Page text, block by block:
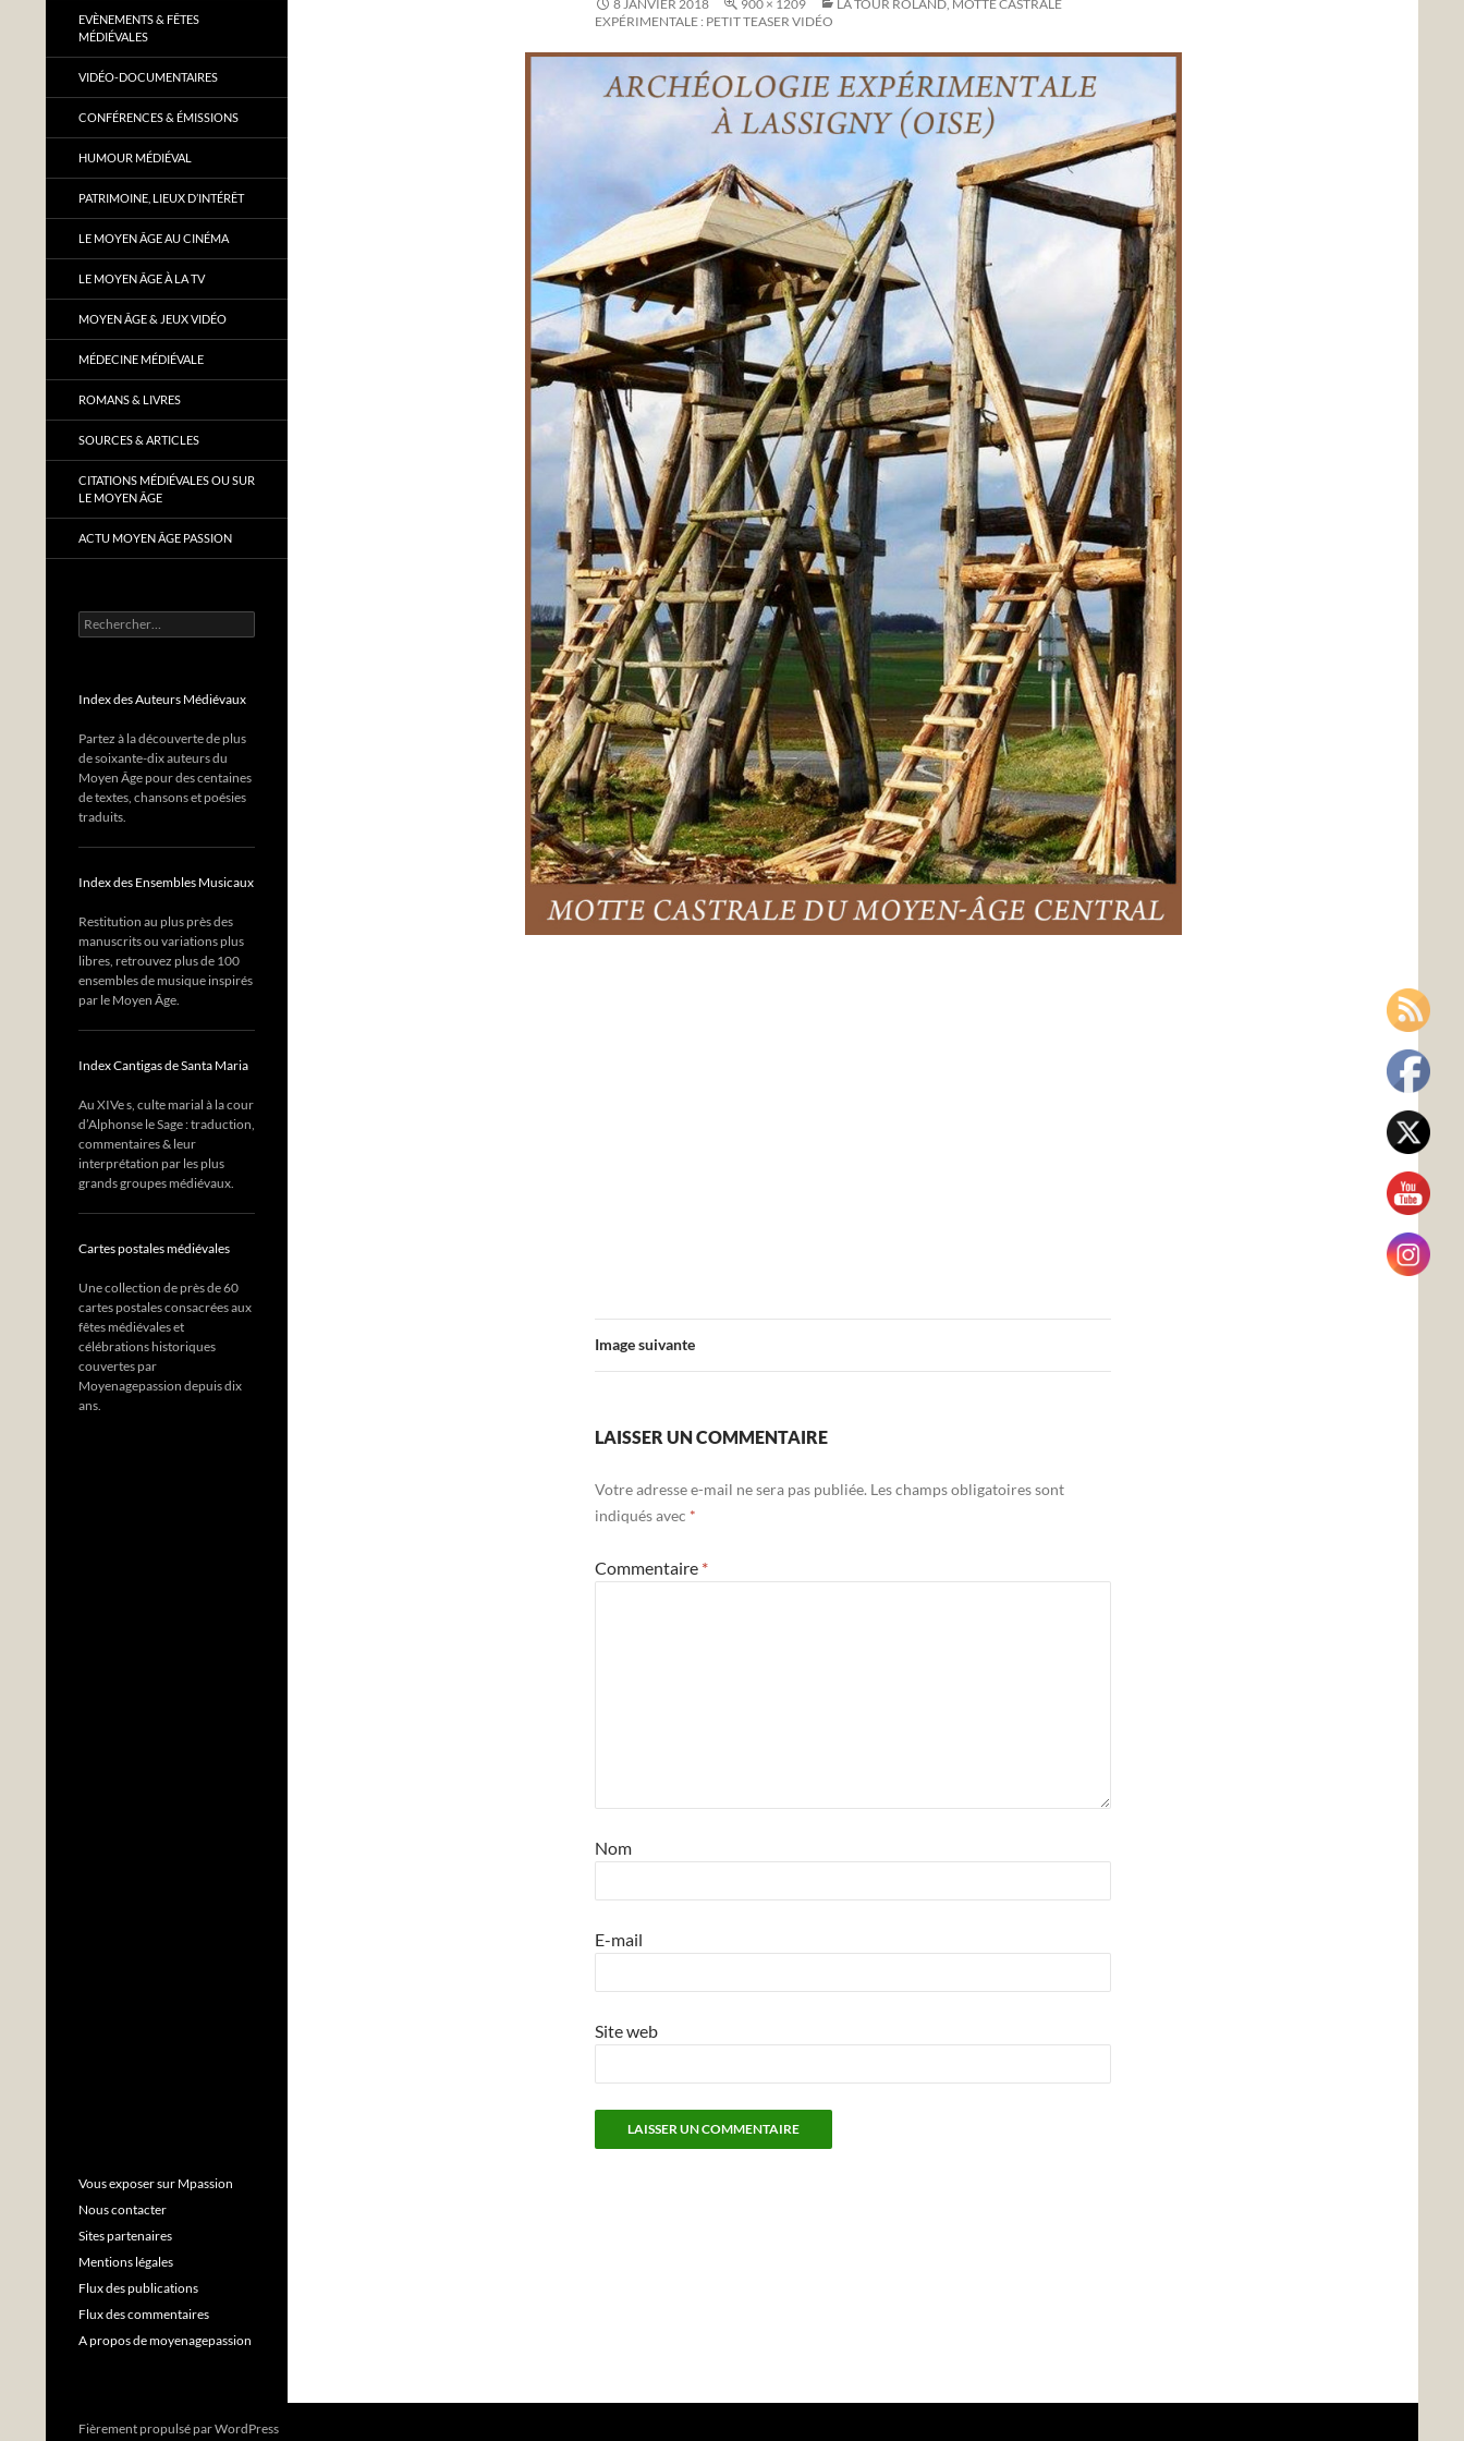
8 JANVIER 2018 900 × 1209
LA TOUR ROLAND, MOTTE CASTRALE
EXPÉRIMENTALE : PETIT TEASER VIDÉO
Image suivante
LAISSER UN COMMENTAIRE
Votre adresse e-mail ne sera pas publiée. Les champs obligatoires sont
indiqués avec *
Commentaire *
Nom
E-mail
Site web
EVÈNEMENTS & FÊTES
MÉDIÉVALES
VIDÉO-DOCUMENTAIRES
CONFÉRENCES & ÉMISSIONS
HUMOUR MÉDIÉVAL
PATRIMOINE, LIEUX D’INTÉRÊT
LE MOYEN ÂGE AU CINÉMA
LE MOYEN ÂGE À LA TV
MOYEN ÂGE & JEUX VIDÉO
MÉDECINE MÉDIÉVALE
ROMANS & LIVRES
SOURCES & ARTICLES
CITATIONS MÉDIÉVALES OU SUR
LE MOYEN ÂGE
ACTU MOYEN ÂGE PASSION
Rechercher :
Index des Auteurs Médiévaux
Partez à la découverte de plus
de soixante-dix auteurs du
Moyen Âge pour des centaines
de textes, chansons et poésies
traduits.
Index des Ensembles Musicaux
Restitution au plus près des
manuscrits ou variations plus
libres, retrouvez plus de 100
ensembles de musique inspirés
par le Moyen Âge.
Index Cantigas de Santa Maria
Au XIVe s, culte marial à la cour
d’Alphonse le Sage : traduction,
commentaires & leur
interprétation par les plus
grands groupes médiévaux.
Cartes postales médiévales
Une collection de près de 60
cartes postales consacrées aux
fêtes médiévales et
célébrations historiques
couvertes par
Moyenagepassion depuis dix
ans.
Vous exposer sur Mpassion
Nous contacter
Sites partenaires
Mentions légales
Flux des publications
Flux des commentaires
A propos de moyenagepassion
Fièrement propulsé par WordPress